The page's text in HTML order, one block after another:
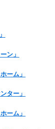
ン」
ーム」
ター」
ーム」